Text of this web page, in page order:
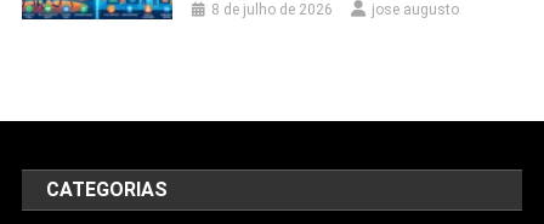
8 de julho de 2026 jose augusto
CATEGORIAS